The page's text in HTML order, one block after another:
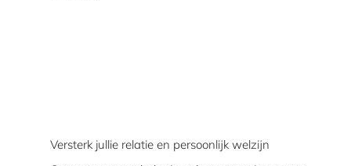
Versterk jullie relatie en persoonlijk welzijn